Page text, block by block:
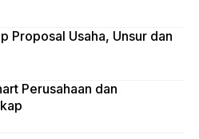
Proposal Usaha, Unsur dan
Perusahaan dan